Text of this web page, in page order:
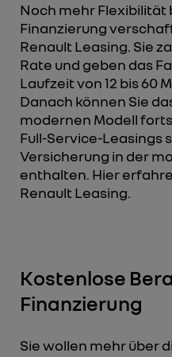
Noch mehr Flexibilität
Finanzierung
Renault Leasing. Sie
Rate und geben das
Laufzeit von 12 bis 60
Danach können Sie
modernen Modell
Full-Service-Leasings
Versicherung in der
enthalten. Hier
Renault Leasing.
Kostenlose
Finanzierung
Sie wollen mehr über